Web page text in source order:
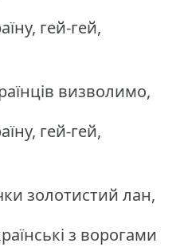
гей-гей,
визволимо,
гей-гей,
золотистий лан,
з ворогами